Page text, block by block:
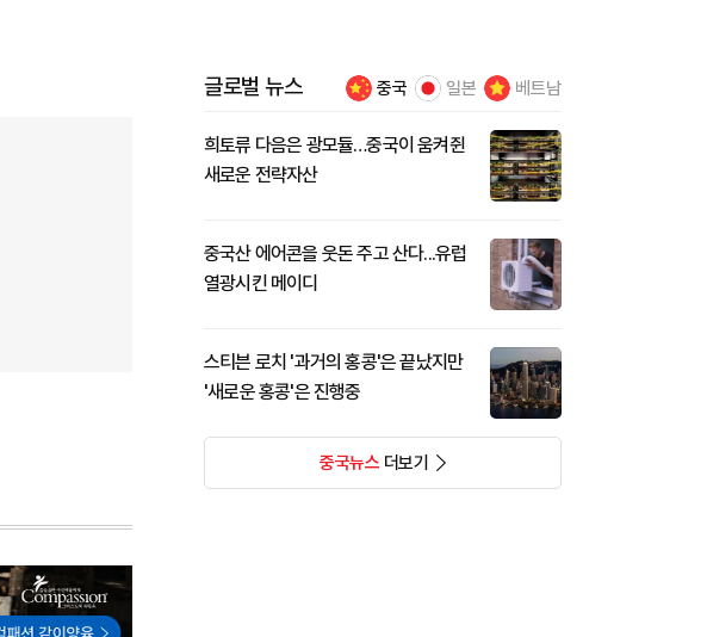
글로벌 뉴스 중국 일본 베트남
희토류 다음은 광모듈…중국이 움켜쥔
새로운 전략자산
중국산 에어콘을 웃돈 주고 산다...유럽
열광시킨 메이디
스티븐 로치 '과거의 홍콩'은 끝났지만
'새로운 홍콩'은 진행중
중국뉴스더보기